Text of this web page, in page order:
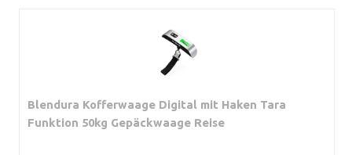
Blendura Kofferwaage Digital mit Haken Tara
Funktion 50kg Gepäckwaage Reise